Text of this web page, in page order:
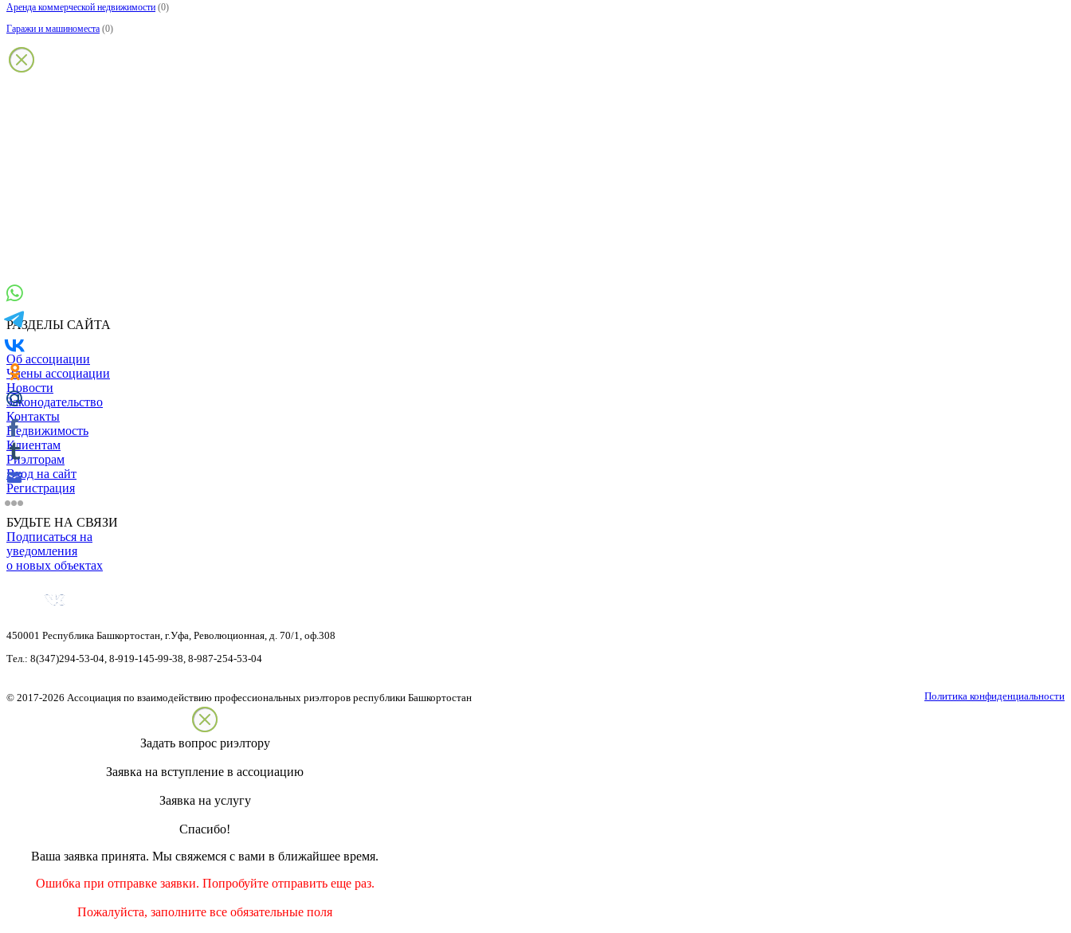
Аренда коммерческой недвижимости (0)
Гаражи и машиноместа (0)
РАЗДЕЛЫ САЙТА
Об ассоциации
Члены ассоциации
Новости
Законодательство
Контакты
Недвижимость
Клиентам
Риэлторам
Вход на сайт
Регистрация
БУДЬТЕ НА СВЯЗИ
Подписаться на
уведомления
о новых объектах
450001 Республика Башкортостан г.Уфа Революционная, д. 70/1, оф.308
Тел.: 8(347)294-53-04 8-919-145-99-38 8-987-254-53-04
Политика конфиденциальности
© 2017-2026 Ассоциация по взаимодействию профессиональных риэлторов республики Башкортостан
Задать вопрос риэлтору
Заявка на вступление в ассоциацию
Заявка на услугу
Спасибо!
Ваша заявка принята. Мы свяжемся с вами в ближайшее время.
Ошибка при отправке заявки. Попробуйте отправить еще раз.
Пожалуйста, заполните все обязательные поля